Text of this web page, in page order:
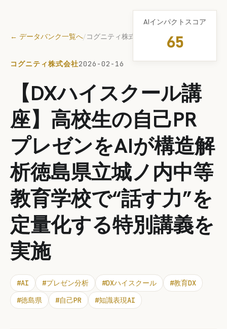
← データバンク一覧へ/コグニティ株式会社
コグニティ株式会社2026-02-16
【DXハイスクール講
座】高校生の自己PR
プレゼンをAIが構造解
析徳島県立城ノ内中等
教育学校で“話す力”を
定量化する特別講義を
実施
#AI #プレゼン分析 #DXハイスクール #教育DX
#徳島県 #自己PR #知識表現AI
AIインパクトスコア
65